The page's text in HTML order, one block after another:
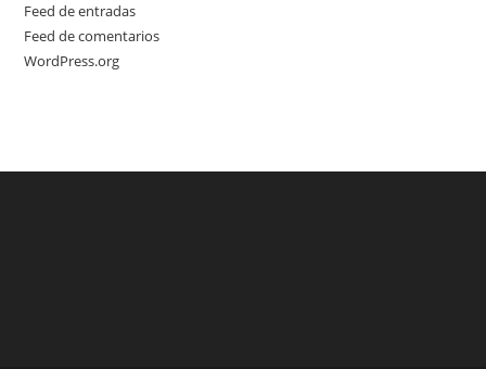
Feed de entradas
Feed de comentarios
WordPress.org